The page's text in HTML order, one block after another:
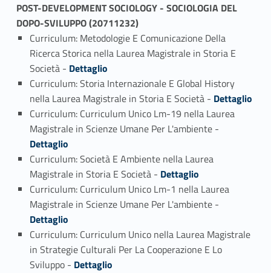
POST-DEVELOPMENT SOCIOLOGY - SOCIOLOGIA DEL
DOPO-SVILUPPO (20711232)
Curriculum: Metodologie E Comunicazione Della
Ricerca Storica nella Laurea Magistrale in Storia E
Società - Link identifier #identifier_person_14460-1
Dettaglio
Curriculum: Storia Internazionale E Global History
nella Laurea Magistrale in Storia E Società - Link identifier #identifier_person_184015-2
Dettaglio
Curriculum: Curriculum Unico Lm-19 nella Laurea
Magistrale in Scienze Umane Per L'ambiente -
Dettaglio
Curriculum: Società E Ambiente nella Laurea
Magistrale in Storia E Società - Link identifier #identifier_person_147668-4
Dettaglio
Curriculum: Curriculum Unico Lm-1 nella Laurea
Magistrale in Scienze Umane Per L'ambiente -
Dettaglio
Curriculum: Curriculum Unico nella Laurea Magistrale
in Strategie Culturali Per La Cooperazione E Lo
Sviluppo - Link identifier #identifier_person_2776-6
Dettaglio